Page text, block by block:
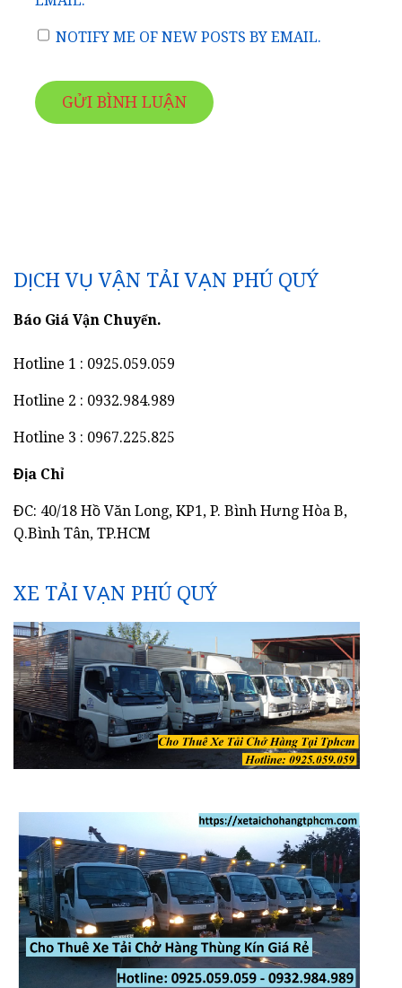
NOTIFY ME OF NEW POSTS BY EMAIL.
DỊCH VỤ VẬN TẢI VẠN PHÚ QUÝ
Báo Giá Vận Chuyển.
Hotline 1 : 0925.059.059
Hotline 2 : 0932.984.989
Hotline 3 : 0967.225.825
Địa Chỉ
ĐC: 40/18 Hồ Văn Long, KP1, P. Bình Hưng Hòa B,
Q.Bình Tân, TP.HCM
XE TẢI VẠN PHÚ QUÝ